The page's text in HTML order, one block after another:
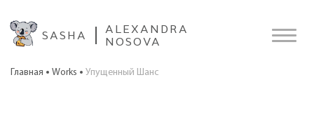
SASHA
ALEXANDRA
NOSOVA
Главная Works Упущенный Шанс